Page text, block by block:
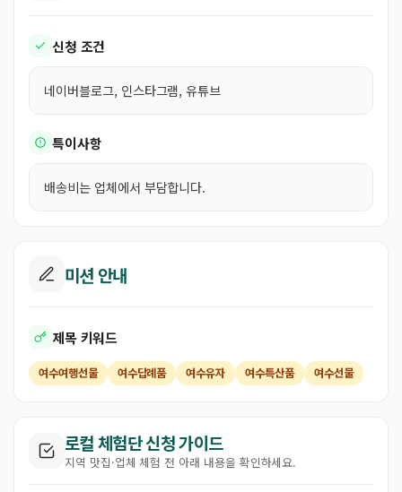
신청 조건
네이버블로그, 인스타그램, 유튜브
특이사항
배송비는 업체에서 부담합니다.
미션 안내
제목 키워드
여수여행선물 여수답례품 여수유자 여수특산품 여수선물
로컬 체험단 신청 가이드
지역 맛집·업체 체험 전 아래 내용을 확인하세요.